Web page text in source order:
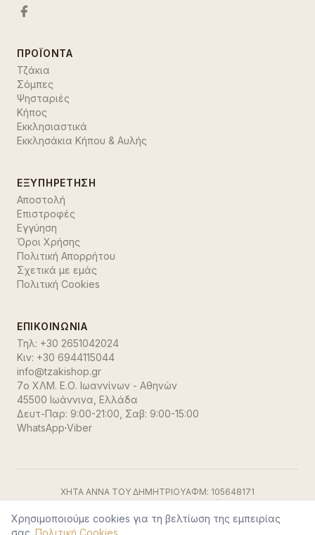
ΠΡΟΪΌΝΤΑ
Τζάκια
Σόμπες
Ψησταριές
Κήπος
Εκκλησιαστικά
Εκκλησάκια Κήπου & Αυλής
ΕΞΥΠΗΡΈΤΗΣΗ
Αποστολή
Επιστροφές
Εγγύηση
Όροι Χρήσης
Πολιτική Απορρήτου
Σχετικά με εμάς
Πολιτική Cookies
ΕΠΙΚΟΙΝΩΝΊΑ
Τηλ: +30 2651042024
Κιν: +30 6944115044
info@tzakishop.gr
7ο ΧΛΜ. Ε.Ο. Ιωαννίνων - Αθηνών
45500 Ιωάννινα Ελλάδα
Δευτ-Παρ: 9:00-21:00, Σαβ: 9:00-15:00
WhatsApp·Viber
ΧΗΤΑ ΑΝΝΑ ΤΟΥ ΔΗΜΗΤΡΙΟΥΑΦΜ: 105648171
ΓΕΜΗ:191500729000ΔΟΥ:Ιωαννίνων
Visa· Mastercard·Stripe
©2026TzakiShop. Όλα τα δικαιώματα διατηρούνται.
Χρησιμοποιούμε cookies για τη βελτίωση της εμπειρίας
σας. Πολιτική Cookies